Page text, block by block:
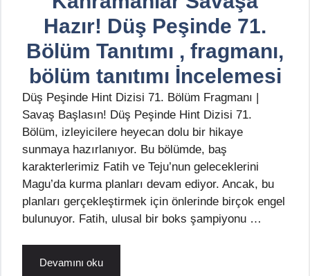
Hazır! Düş Peşinde 71.
Bölüm Tanıtımı , fragmanı,
bölüm tanıtımı İncelemesi
Düş Peşinde Hint Dizisi 71. Bölüm Fragmanı |
Savaş Başlasın! Düş Peşinde Hint Dizisi 71.
Bölüm, izleyicilere heyecan dolu bir hikaye
sunmaya hazırlanıyor. Bu bölümde, baş
karakterlerimiz Fatih ve Teju’nun geleceklerini
Magu’da kurma planları devam ediyor. Ancak, bu
planları gerçekleştirmek için önlerinde birçok engel
bulunuyor. Fatih, ulusal bir boks şampiyonu …
Devamını oku